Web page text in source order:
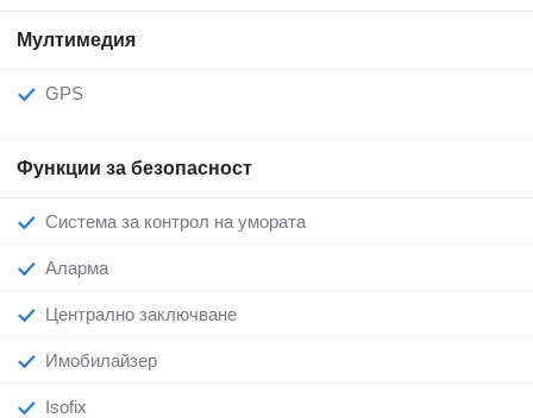
Мултимедия
GPS
Функции за безопасност
Система за контрол на умората
Аларма
Централно заключване
Имобилайзер
Isofix